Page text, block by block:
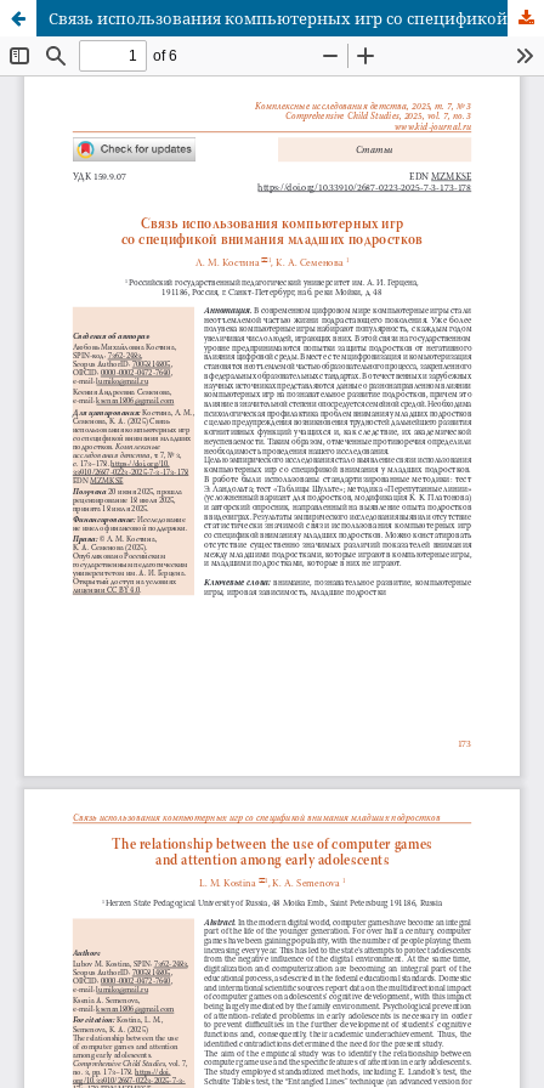
Связь использования компьютерных игр со спецификой внимания младших подростков